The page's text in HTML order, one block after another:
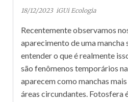
18/12/2023 iGUi Ecologia
Recentemente observamos
aparecimento de uma mancha
entender o que é realmente
são fenômenos temporários
aparecem como manchas
áreas circundantes. Fotosfera